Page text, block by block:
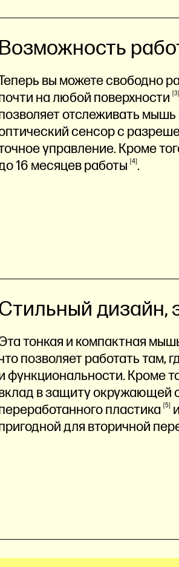
Возможность
вы можете свободно
на любой поверхности 3
отслеживать мышь
сенсор с
управление. Кроме
16 месяцевработы 4 .
дизайн,
тонкая и компактная
позволяет работать там,
функциональности. Кроме
в защиту окружающей
пластика 5
для вторичной